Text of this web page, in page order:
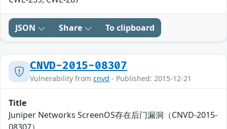
JSON Share To clipboard
CNVD-2015-08307
Vulnerability from cnvd - Published: 2015-12-21
Title
Juniper Networks ScreenOS存在后门漏洞（CNVD-2015-